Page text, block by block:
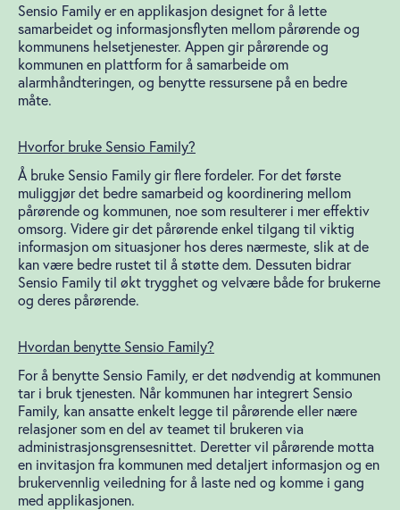
Sensio Family er en applikasjon designet for å lette
samarbeidet og informasjonsflyten mellom pårørende og
kommunens helsetjenester. Appen gir pårørende og
kommunen en plattform for å samarbeide om
alarmhåndteringen, og benytte ressursene på en bedre
måte.
Hvorfor bruke Sensio Family?
Å bruke Sensio Family gir flere fordeler. For det første
muliggjør det bedre samarbeid og koordinering mellom
pårørende og kommunen, noe som resulterer i mer effektiv
omsorg. Videre gir det pårørende enkel tilgang til viktig
informasjon om situasjoner hos deres nærmeste, slik at de
kan være bedre rustet til å støtte dem. Dessuten bidrar
Sensio Family til økt trygghet og velvære både for brukerne
og deres pårørende.
Hvordan benytte Sensio Family?
For å benytte Sensio Family, er det nødvendig at kommunen
tar i bruk tjenesten. Når kommunen har integrert Sensio
Family, kan ansatte enkelt legge til pårørende eller nære
relasjoner som en del av teamet til brukeren via
administrasjonsgrensesnittet. Deretter vil pårørende motta
en invitasjon fra kommunen med detaljert informasjon og en
brukervennlig veiledning for å laste ned og komme i gang
med applikasjonen.